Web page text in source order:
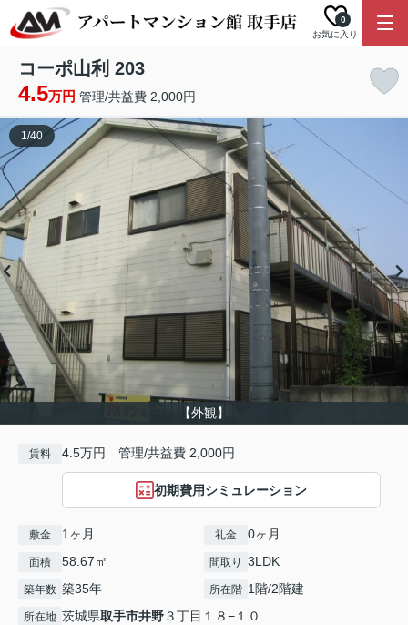
お気に入り
0
コーポ山利 203
4.5万円 管理/共益費 2,000円
【外観】
1/40
賃料 4.5万円 管理/共益費 2,000円
初期費用シミュレーション
敷金 1ヶ月 礼金 0ヶ月
面積 58.67㎡ 間取り 3LDK
築年数 築35年 所在階 1階/2階建
所在地 茨城県取手市井野３丁目１８−１０